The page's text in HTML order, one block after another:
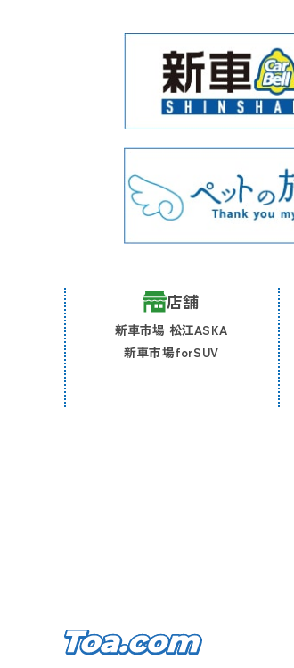
店舗
新車市場 松江ASKA
新車市場forSUV